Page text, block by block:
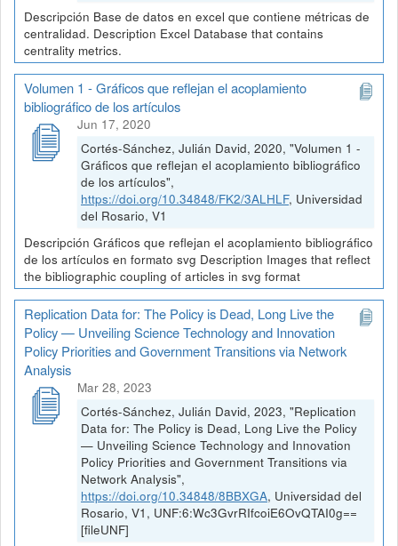
Descripción Base de datos en excel que contiene métricas de
centralidad. Description Excel Database that contains
centrality metrics.
Volumen 1 - Gráficos que reflejan el acoplamiento
bibliográfico de los artículos
Jun 17, 2020
Cortés-Sánchez, Julián David, 2020, "Volumen 1 -
Gráficos que reflejan el acoplamiento bibliográfico
de los artículos",
https://doi.org/10.34848/FK2/3ALHLF, Universidad
del Rosario, V1
Descripción Gráficos que reflejan el acoplamiento bibliográfico
de los artículos en formato svg Description Images that reflect
the bibliographic coupling of articles in svg format
Replication Data for: The Policy is Dead, Long Live the
Policy — Unveiling Science Technology and Innovation
Policy Priorities and Government Transitions via Network
Analysis
Mar 28, 2023
Cortés-Sánchez, Julián David, 2023, "Replication
Data for: The Policy is Dead, Long Live the Policy
— Unveiling Science Technology and Innovation
Policy Priorities and Government Transitions via
Network Analysis",
https://doi.org/10.34848/8BBXGA, Universidad del
Rosario, V1, UNF:6:Wc3GvrRIfcoiE6OvQTAI0g==
[fileUNF]